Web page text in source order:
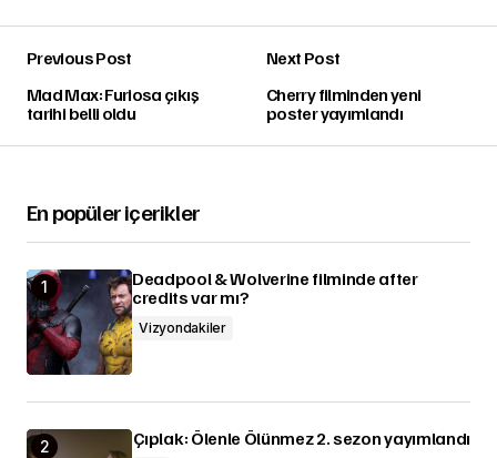
Previous Post
Mad Max: Furiosa çıkış
tarihi belli oldu
Next Post
Cherry filminden yeni
poster yayımlandı
En popüler içerikler
Deadpool & Wolverine filminde after
credits var mı?
Vizyondakiler
Çıplak: Ölenle Ölünmez 2. sezon yayımlandı